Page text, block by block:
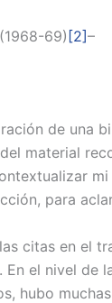
69)[2]–
de una
material
para
citas en el
el nivel de
hubo